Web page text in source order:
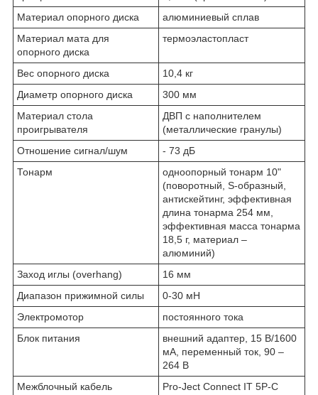
Материал опорного диска
алюминиевый сплав
Материал мата для
опорного диска
термоэластопласт
Вес опорного диска
10,4 кг
Диаметр опорного диска
300 мм
Материал стола
проигрывателя
ДВП с наполнителем
(металлические гранулы)
Отношение сигнал/шум
- 73 дБ
Тонарм
одноопорный тонарм 10"
(поворотный, S-образный,
антискейтинг, эффективная
длина тонарма 254 мм,
эффективная масса тонарма
18,5 г, материал –
алюминий)
Заход иглы (overhang)
16 мм
Диапазон прижимной силы
0-30 мН
Электромотор
постоянного тока
Блок питания
внешний адаптер, 15 В/1600
мА, переменный ток, 90 –
264 В
Межблочный кабель
Pro-Ject Connect IT 5P-C